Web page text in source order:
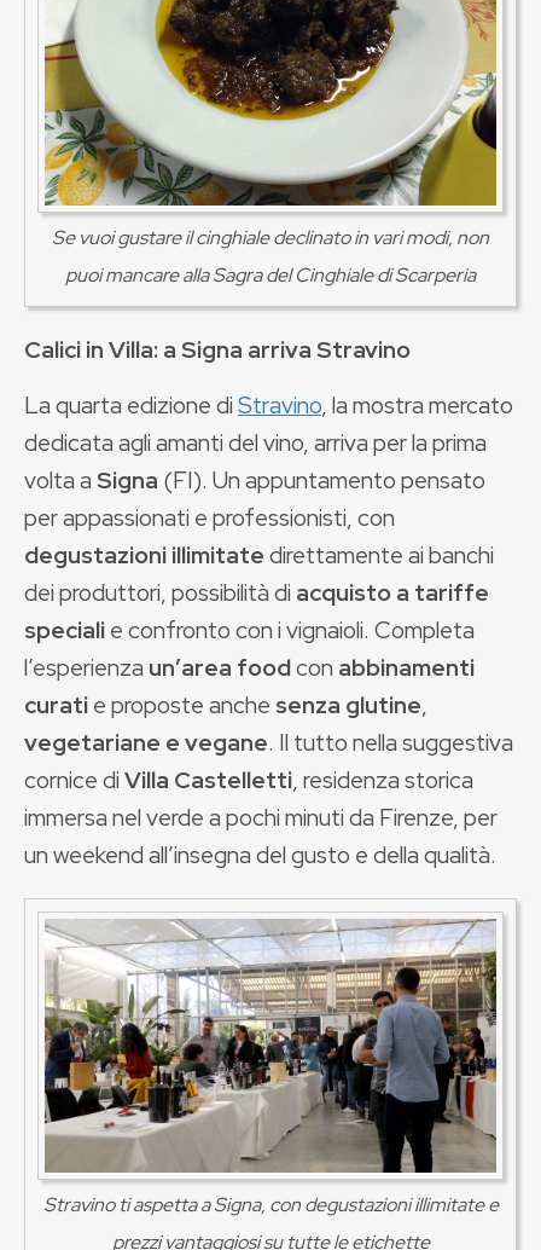
Se vuoi gustare il cinghiale declinato in vari modi, non
puoi mancare alla Sagra del Cinghiale di Scarperia
Calici in Villa: a Signa arriva Stravino
La quarta edizione diStravino, la mostra mercato
dedicata agli amanti del vino, arriva per la prima
volta aSigna (FI). Un appuntamento pensato
per appassionati e professionisti, con
degustazioni illimitatedirettamente ai banchi
dei produttori, possibilità di acquisto a tariffe
specialie confronto con i vignaioli. Completa
l’esperienza un’area foodcon abbinamenti
curatie proposte anche senza glutine,
vegetariane e vegane. Il tutto nella suggestiva
cornice diVilla Castelletti, residenza storica
immersa nel verde a pochi minuti da Firenze, per
un weekend all’insegna del gusto e della qualità.
Stravino ti aspetta a Signa, con degustazioni illimitate e
prezzi vantaggiosi su tutte le etichette